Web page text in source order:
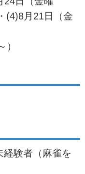
(4)8月21日（金
経験者（麻雀を